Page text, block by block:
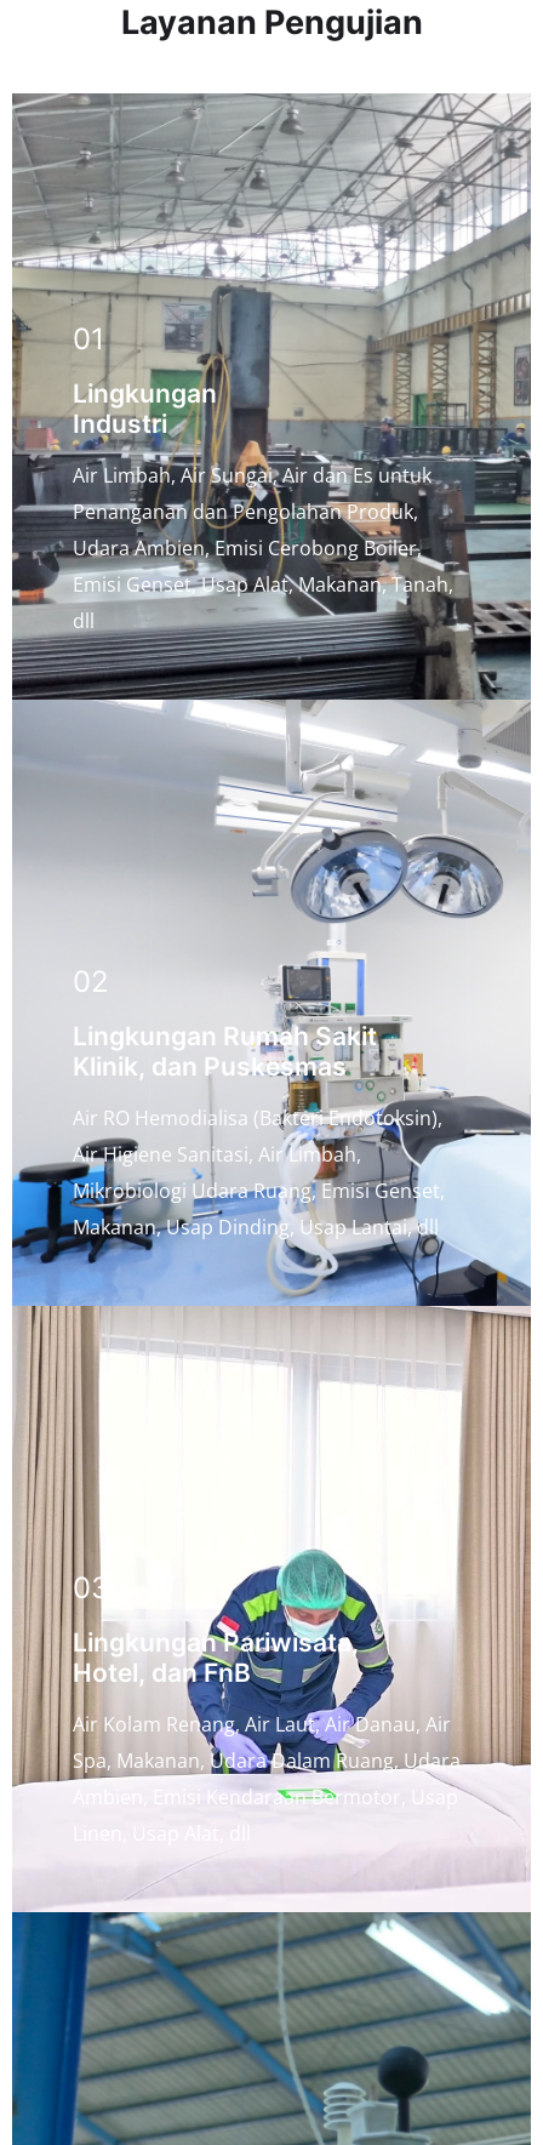
Layanan Pengujian
01
Lingkungan
Industri
Air Limbah, Air Sungai, Air dan Es untuk
Penanganan dan Pengolahan Produk,
Udara Ambien, Emisi Cerobong Boiler,
Emisi Genset, Usap Alat, Makanan, Tanah,
dll
02
Lingkungan Rumah Sakit
Klinik, dan Puskesmas
Air RO Hemodialisa (Bakteri Endotoksin),
Air Higiene Sanitasi, Air Limbah,
Mikrobiologi Udara Ruang, Emisi Genset,
Makanan, Usap Dinding, Usap Lantai, dll
03
Lingkungan Pariwisata,
Hotel, dan FnB
Air Kolam Renang, Air Laut, Air Danau, Air
Spa, Makanan, Udara Dalam Ruang, Udara
Ambien, Emisi Kendaraan Bermotor, Usap
Linen, Usap Alat, dll